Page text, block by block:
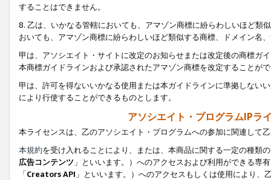
することはできません。
8. 乙は、いかなる管轄においても、アマゾン商標に紛らわしいほど類
おいても、アマゾン商標に紛らわしいほど類似する商標、ドメイン名
甲は、アソシエイト・サイトに改定のお知らせまたは改定後の商標ガ
本商標ガイドラインおよび承認されたアマゾン商標を改定することが
甲は、許可を得ないいかなる使用または本ガイドラインに準拠しない
により行使することができるものとします。
アソシエイト・プログラムIPラ
本ライセンスは、乙のアソシエイト・プログラムへの参加に関連して
本規約を受け入れることにより、または、本商品に関する一定の種類
広告コンテンツ 」といいます。）へのアクセスおよび利用ができる専
「Creators API 」といいます。）へのアクセスもしくは使用により